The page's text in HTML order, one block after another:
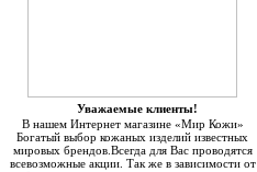
Уважаемые клиенты!
В нашем Интернет магазине «Мир Кожи»
Богатый выбор кожаных изделий известных
мировых брендов.Всегда для Вас проводятся
всевозможные акции. Так же в зависимости от